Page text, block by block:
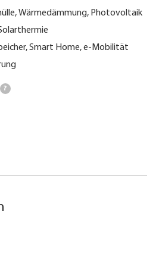
Wärmedämmung, Photovoltaik
Smart Home, e-Mobilität
?